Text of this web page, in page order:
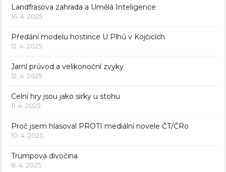
Landfrasova zahrada a Umělá Inteligence
16. 4. 2025
Předání modelu hostince U Plhů v Kojčicích
12. 4. 2025
Jarní průvod a velikonoční zvyky
12. 4. 2025
Celní hry jsou jako sirky u stohu
11. 4. 2025
Proč jsem hlasoval PROTI mediální novele ČT/ČRo
10. 4. 2025
Trumpova divočina
8. 4. 2025